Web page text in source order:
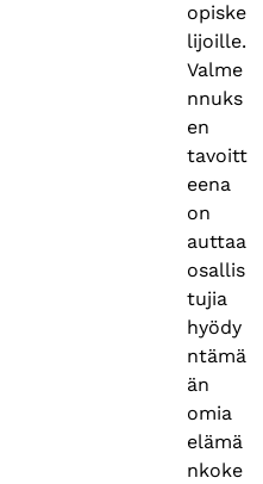
opiske
lijoille.
Valme
nnuks
en
tavoitt
eena
on
auttaa
osallis
tujia
hyödy
ntämä
än
omia
elämä
nkoke